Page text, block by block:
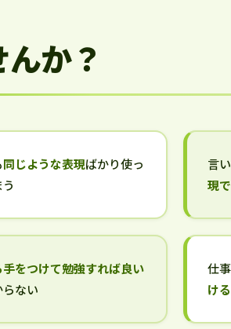
か？
同じような表現ばかり使っ
言
現
をつけて勉強すれば良い
ない
仕
け